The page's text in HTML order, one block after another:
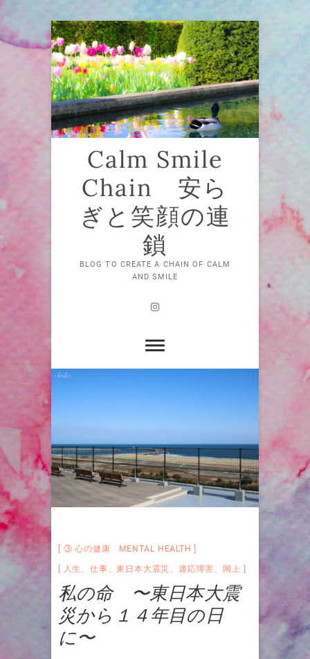
Skip
to
content
Calm Smile
Chain 安ら
ぎと笑顔の連
鎖
BLOG TO CREATE A CHAIN OF CALM
AND SMILE
Instagram
③ 心の健康 MENTAL HEALTH
人生 、仕事 、東日本大震災 、適応障害 閖上
私の命 〜東日本大震
災から１４年目の日
に〜